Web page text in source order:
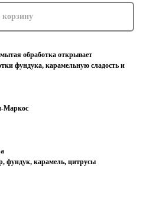
корзину
обработка открывает
фундука, карамельную сладость и
Маркос
фундук, карамель, цитрусы